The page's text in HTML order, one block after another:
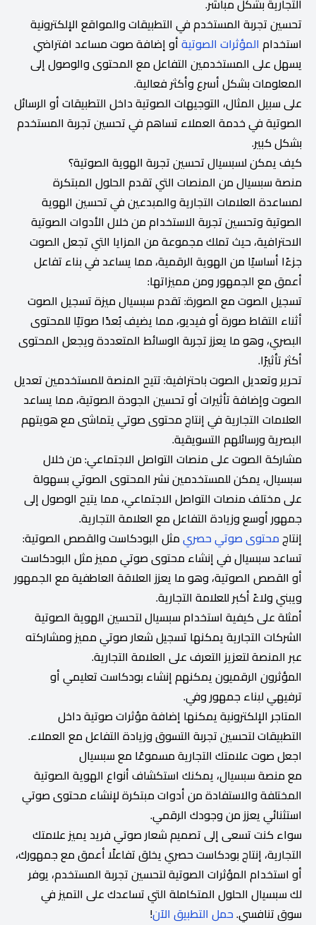
تحسين تجربة المستخدم في التطبيقات والمواقع الإلكترونية
استخدام المؤثرات الصوتيةأو إضافة صوت مساعد افتراضي
يسهل على المستخدمين التفاعل مع المحتوى والوصول إلى
المعلومات بشكل أسرع وأكثر فعالية.
على سبيل المثال، التوجيهات الصوتية داخل التطبيقات أو الرسائل
الصوتية في خدمة العملاء تساهم في تحسين تجربة المستخدم
بشكل كبير.
كيف يمكن لسبسيال تحسين تجربة الهوية الصوتية؟
منصة سبسيال من المنصات التي تقدم الحلول المبتكرة
لمساعدة العلامات التجارية والمبدعين في تحسين الهوية
الصوتية وتحسين تجربة الاستخدام من خلال الأدوات الصوتية
الاحترافية، حيث تملك مجموعة من المزايا التي تجعل الصوت
جزءًا أساسيًا من الهوية الرقمية، مما يساعد في بناء تفاعل
أعمق مع الجمهور ومن مميزاتها:
تسجيل الصوت مع الصورة: تقدم سبسيال ميزة تسجيل الصوت
أثناء التقاط صورة أو فيديو، مما يضيف بُعدًا صوتيًا للمحتوى
البصري، وهو ما يعزز تجربة الوسائط المتعددة ويجعل المحتوى
أكثر تأثيرًا.
تحرير وتعديل الصوت باحترافية: تتيح المنصة للمستخدمين تعديل
الصوت وإضافة تأثيرات أو تحسين الجودة الصوتية، مما يساعد
العلامات التجارية في إنتاج محتوى صوتي يتماشى مع هويتهم
البصرية ورسائلهم التسويقية.
مشاركة الصوت على منصات التواصل الاجتماعي: من خلال
سبسيال، يمكن للمستخدمين نشر المحتوى الصوتي بسهولة
على مختلف منصات التواصل الاجتماعي، مما يتيح الوصول إلى
جمهور أوسع وزيادة التفاعل مع العلامة التجارية.
إنتاجمحتوى صوتي حصريمثل البودكاست والقصص الصوتية:
تساعد سبسيال في إنشاء محتوى صوتي مميز مثل البودكاست
أو القصص الصوتية، وهو ما يعزز العلاقة العاطفية مع الجمهور
ويبني ولاءً أكبر للعلامة التجارية.
أمثلة على كيفية استخدام سبسيال لتحسين الهوية الصوتية
الشركات التجارية يمكنها تسجيل شعار صوتي مميز ومشاركته
عبر المنصة لتعزيز التعرف على العلامة التجارية.
المؤثرون الرقميون يمكنهم إنشاء بودكاست تعليمي أو
ترفيهي لبناء جمهور وفي.
المتاجر الإلكترونية يمكنها إضافة مؤثرات صوتية داخل
التطبيقات لتحسين تجربة التسوق وزيادة التفاعل مع العملاء.
اجعل صوت علامتك التجارية مسموعًا مع سبسيال
مع منصة سبسيال، يمكنك استكشاف أنواع الهوية الصوتية
المختلفة والاستفادة من أدوات مبتكرة لإنشاء محتوى صوتي
استثنائي يعزز من وجودك الرقمي.
سواء كنت تسعى إلى تصميم شعار صوتي فريد يميز علامتك
التجارية، إنتاج بودكاست حصري يخلق تفاعلًا أعمق مع جمهورك،
أو استخدام المؤثرات الصوتية لتحسين تجربة المستخدم، يوفر
لك سبسيال الحلول المتكاملة التي تساعدك على التميز في
سوق تنافسي.حمل التطبيق الآن!